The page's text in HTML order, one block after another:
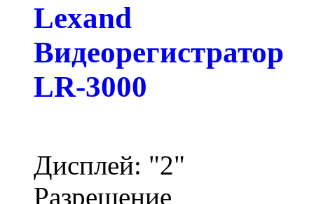
Lexand
Видеорегистратор
LR-3000
Дисплей: "2"
Разрешение